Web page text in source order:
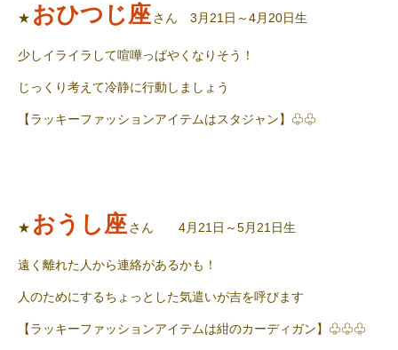
★ おひつじ座さん 3月21日～4月20日生
少しイライラして喧嘩っぱやくなりそう！
じっくり考えて冷静に行動しましょう
【ラッキーファッションアイテムはスタジャン】♧♧
★ おうし座さん 4月21日～5月21日生
遠く離れた人から連絡があるかも！
人のためにするちょっとした気遣いが吉を呼びます
【ラッキーファッションアイテムは紺のカーディガン】♧♧♧